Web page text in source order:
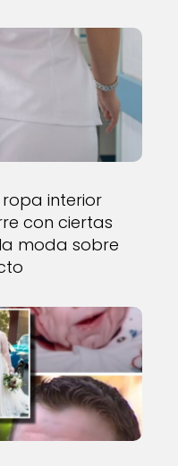
interior
con ciertas
moda sobre